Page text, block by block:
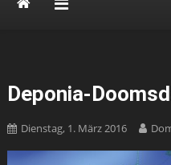
Deponia-
Dienstag, 1. März 2016